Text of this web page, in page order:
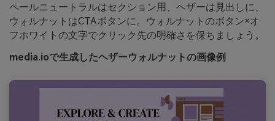
ペールニュートラルはセクション用、ヘザーは見出しに、
ウォルナットはCTAボタンに。ウォルナットのボタン×オ
フホワイトの文字でクリック先の明確さを保ちましょう。
media.ioで生成したヘザーウォルナットの画像例